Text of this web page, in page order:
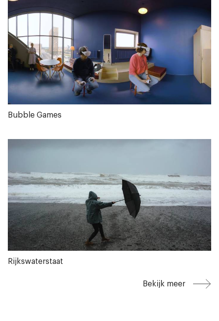
Bubble Games
Rijkswaterstaat
Bekijk meer